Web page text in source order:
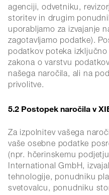
agenciji, odvetniku,
storitev in drugim
uporabljamo za izvajanje
zagotavljamo podatke).
podatkov poteka
zakona o varstvu
našega naročila, ali na
privolitve.
5.2 Postopek naročila v
Za izpolnitev vašega
vaše osebne podatke
(npr. hčerinskemu
International GmbH,
tehnologije, ponudniku
svetovalcu, ponudniku